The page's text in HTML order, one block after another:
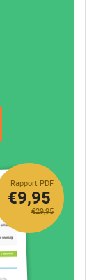
Rapport PDF
€29,95
€9,95